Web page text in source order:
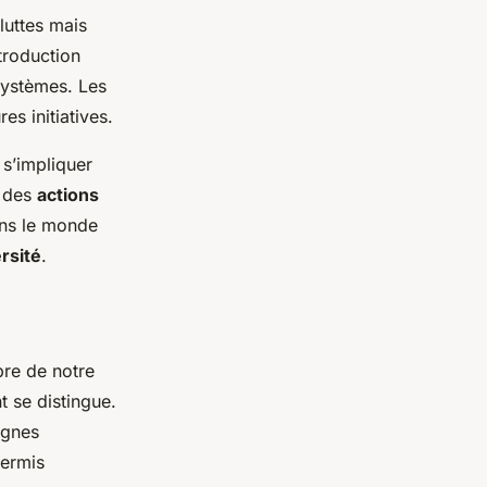
mais
Les
initiatives.
actions
le monde
.
de notre
se distingue.